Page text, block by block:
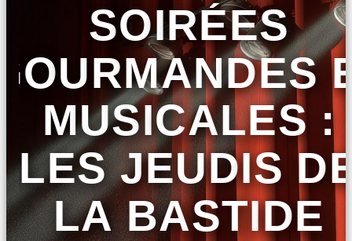
SOIRÉES
MUSICALES :
LES JEUDIS
LA BASTIDE